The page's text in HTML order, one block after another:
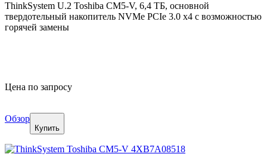
ThinkSystem U.2 Toshiba CM5-V, 6,4 ТБ, основной
твердотельный накопитель NVMe PCIe 3.0 x4 с возможностью
горячей замены
Цена по запросу
Обзор
Купить